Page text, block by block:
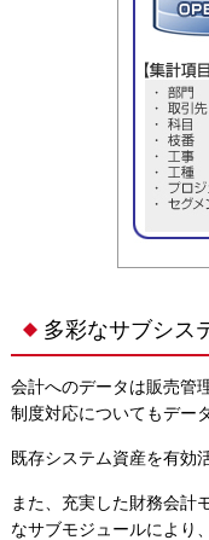
多彩なサブシス
会計へのデータは販売管
制度対応についてもデー
既存システム資産を有効
また、充実した財務会計
なサブモジュールにより